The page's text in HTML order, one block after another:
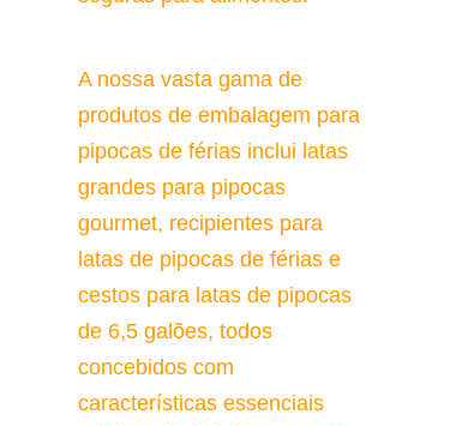
A nossa vasta gama de
produtos de embalagem para
pipocas de férias inclui latas
grandes para pipocas
gourmet, recipientes para
latas de pipocas de férias e
cestos para latas de pipocas
de 6,5 galões, todos
concebidos com
características essenciais